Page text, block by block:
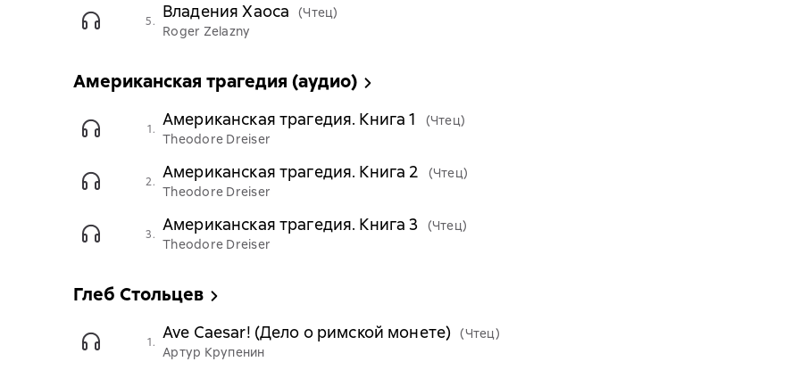
5. Владения Хаоса
(Чтец)
Roger Zelazny
Американская трагедия (аудио)
1. Американская трагедия. Книга 1
(Чтец)
Theodore Dreiser
2. Американская трагедия. Книга 2
(Чтец)
Theodore Dreiser
3. Американская трагедия. Книга 3
(Чтец)
Theodore Dreiser
Глеб Стольцев
1. Ave Caesar! (Дело о римской монете) (Чтец)
Артур Крупенин